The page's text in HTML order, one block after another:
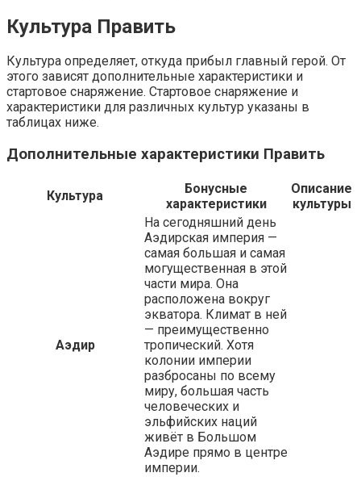
Культура Править
Культура определяет, откуда прибыл главный герой. От
этого зависят дополнительные характеристики и
стартовое снаряжение. Стартовое снаряжение и
характеристики для различных культур указаны в
таблицах ниже.
Дополнительные характеристики Править
Культура
Бонусные
характеристики
Описание
культуры
Аэдир
На сегодняшний день
Аэдирская империя —
самая большая и самая
могущественная в этой
части мира. Она
расположена вокруг
экватора. Климат в ней
— преимущественно
тропический. Хотя
колонии империи
разбросаны по всему
миру, большая часть
человеческих и
эльфийских наций
живёт в Большом
Аэдире прямо в центре
империи.